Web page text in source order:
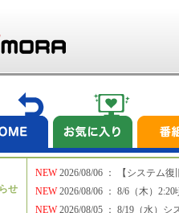
せ
NEW
NEW
NEW
2026/08/06 ： 【システム
2026/08/06 ： 8/6（木）
2026/08/05 ： 8/19（水）シ